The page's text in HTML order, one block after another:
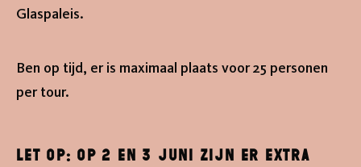
Glaspaleis.
Ben op tijd, er is maximaal plaats voor 25 personen
per tour.
LET OP: op 2 en 3 juni zijn er extra
events